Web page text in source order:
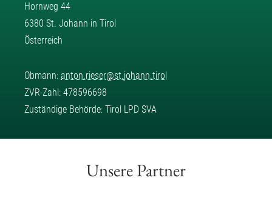
Hornweg 44
6380 St. Johann in Tirol
Österreich
Obmann: anton.rieser@st.johann.tirol
ZVR-Zahl: 478596698
Zuständige Behörde: Tirol LPD SVA
Unsere Partner